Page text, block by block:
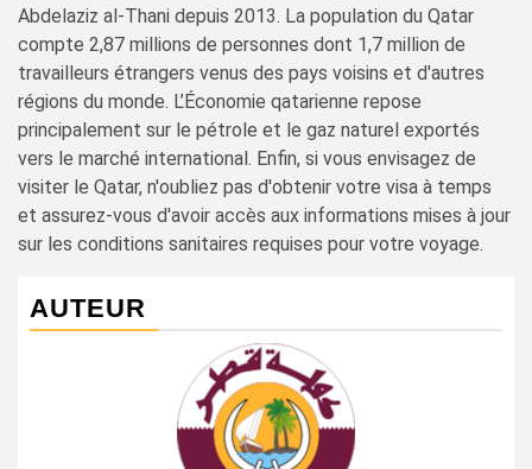
Abdelaziz al-Thani depuis 2013. La population du Qatar
compte 2,87 millions de personnes dont 1,7 million de
travailleurs étrangers venus des pays voisins et d'autres
régions du monde. L’Économie qatarienne repose
principalement sur le pétrole et le gaz naturel exportés
vers le marché international. Enfin, si vous envisagez de
visiter le Qatar, n'oubliez pas d'obtenir votre visa à temps
et assurez-vous d'avoir accès aux informations mises à jour
sur les conditions sanitaires requises pour votre voyage.
AUTEUR